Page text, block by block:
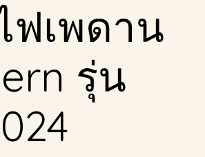
ฟเพดาน
รุ่น